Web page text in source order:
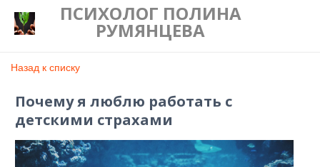
ПСИХОЛОГ ПОЛИНА
РУМЯНЦЕВА
Назад к списку
Почему я люблю работать с
детскими страхами